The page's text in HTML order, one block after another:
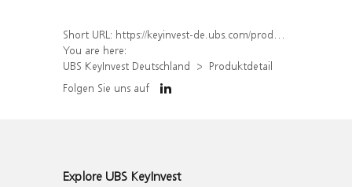
Short URL: https://keyinvest-de.ubs.com/produkt/detail/index/isin/DE000WA68KG2
You are here:
UBS KeyInvest Deutschland
Produktdetail
Folgen Sie uns auf
Explore UBS KeyInvest